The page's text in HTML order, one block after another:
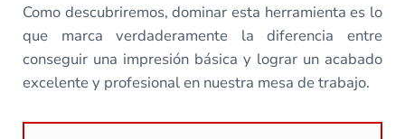
Como descubriremos, dominar esta herramienta es lo
que marca verdaderamente la diferencia entre
conseguir una impresión básica y lograr un acabado
excelente y profesional en nuestra mesa de trabajo.